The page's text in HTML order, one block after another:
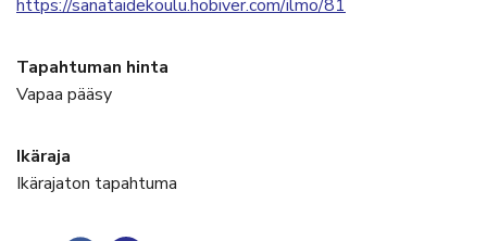
https://sanataidekoulu.hobiver.com/ilmo/81
Tapahtuman hinta
Vapaa pääsy
Ikäraja
Ikärajaton tapahtuma